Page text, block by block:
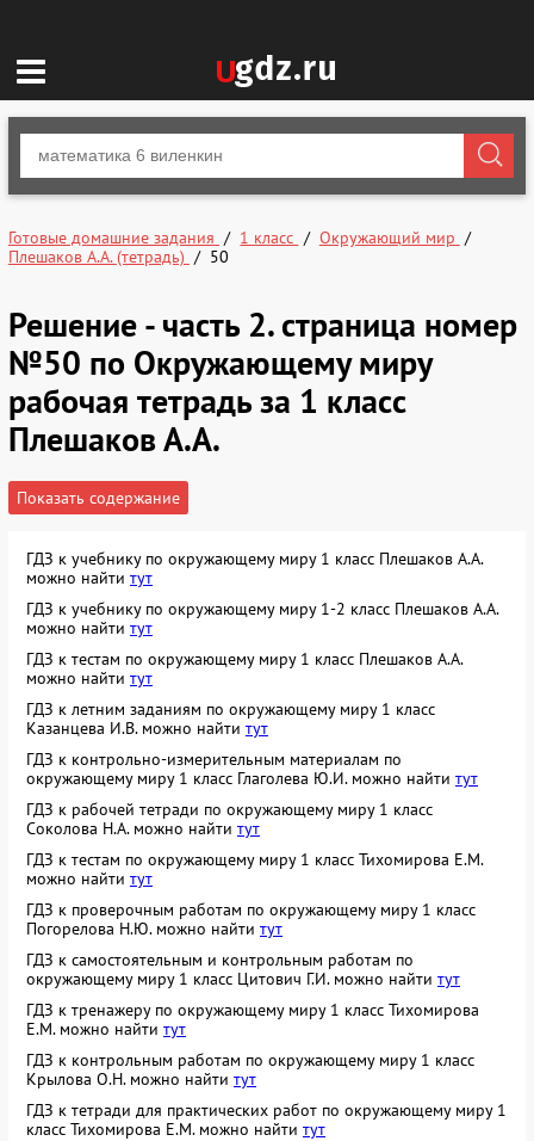
Готовые домашние задания 1 класс
Окружающий мир
Плешаков А.А. (тетрадь)
50
Решение - часть 2. страница номер
№50 по Окружающему миру
рабочая тетрадь за 1 класс
Плешаков А.А.
Показать содержание
ГДЗ к учебнику по окружающему миру 1 класс Плешаков А.А.
можно найти тут
ГДЗ к учебнику по окружающему миру 1-2 класс Плешаков А.А.
можно найти тут
ГДЗ к тестам по окружающему миру 1 класс Плешаков А.А.
можно найти тут
ГДЗ к летним заданиям по окружающему миру 1 класс
Казанцева И.В. можно найти тут
ГДЗ к контрольно-измерительным материалам по
окружающему миру 1 класс Глаголева Ю.И. можно найти тут
ГДЗ к рабочей тетради по окружающему миру 1 класс
Соколова Н.А. можно найти тут
ГДЗ к тестам по окружающему миру 1 класс Тихомирова Е.М.
можно найти тут
ГДЗ к проверочным работам по окружающему миру 1 класс
Погорелова Н.Ю. можно найти тут
ГДЗ к самостоятельным и контрольным работам по
окружающему миру 1 класс Цитович Г.И. можно найти тут
ГДЗ к тренажеру по окружающему миру 1 класс Тихомирова
Е.М. можно найти тут
ГДЗ к контрольным работам по окружающему миру 1 класс
Крылова О.Н. можно найти тут
ГДЗ к тетради для практических работ по окружающему миру 1
класс Тихомирова Е.М. можно найти тут